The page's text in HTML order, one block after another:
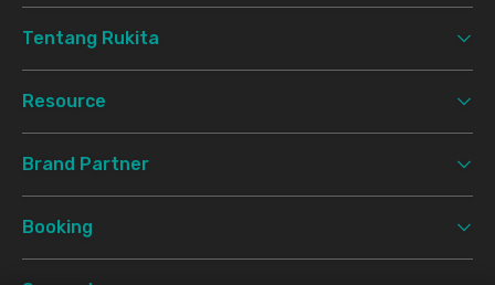
Tentang Rukita
Resource
Brand Partner
Booking